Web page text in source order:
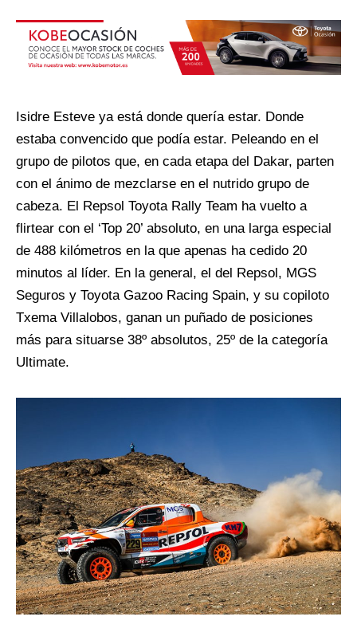
Isidre Esteve ya está donde quería estar. Donde
estaba convencido que podía estar. Peleando en el
grupo de pilotos que, en cada etapa del Dakar, parten
con el ánimo de mezclarse en el nutrido grupo de
cabeza. El Repsol Toyota Rally Team ha vuelto a
flirtear con el ‘Top 20’ absoluto, en una larga especial
de 488 kilómetros en la que apenas ha cedido 20
minutos al líder. En la general, el del Repsol, MGS
Seguros y Toyota Gazoo Racing Spain, y su copiloto
Txema Villalobos, ganan un puñado de posiciones
más para situarse 38º absolutos, 25º de la categoría
Ultimate.